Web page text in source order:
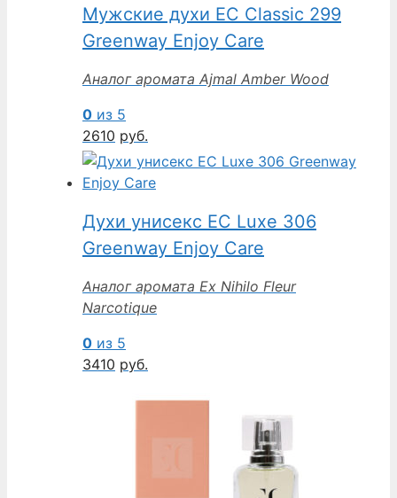
Мужские духи EC Classic 299
Greenway Enjoy Care
Аналог аромата Ajmal Amber Wood
0 из 5
2610 руб.
Духи унисекс EC Luxe 306
Greenway Enjoy Care
Аналог аромата Ex Nihilo Fleur
Narcotique
0 из 5
3410 руб.